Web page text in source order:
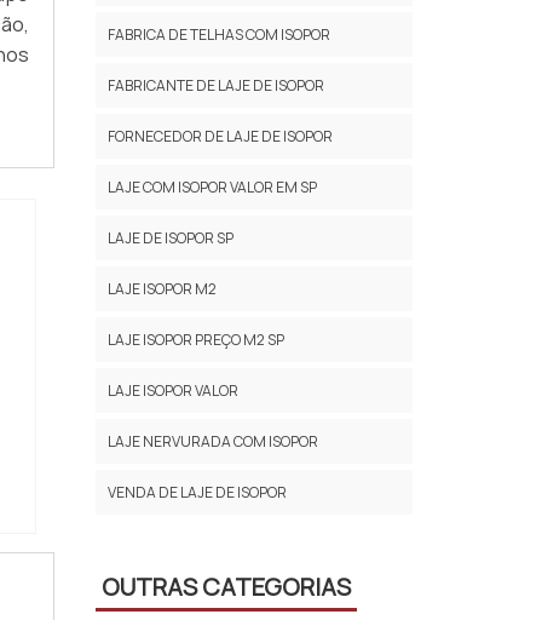
FABRICA DE TELHAS COM ISOPOR
FABRICANTE DE LAJE DE ISOPOR
FORNECEDOR DE LAJE DE ISOPOR
LAJE COM ISOPOR VALOR EM SP
LAJE DE ISOPOR SP
LAJE ISOPOR M2
LAJE ISOPOR PREÇO M2 SP
LAJE ISOPOR VALOR
LAJE NERVURADA COM ISOPOR
VENDA DE LAJE DE ISOPOR
OUTRAS CATEGORIAS